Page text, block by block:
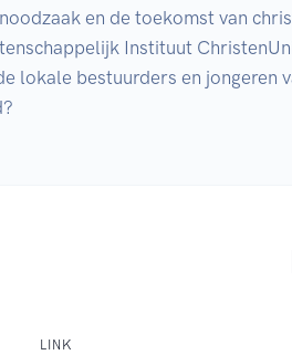
en de toekomst van
Instituut
lokale bestuurders en jongeren
LINK